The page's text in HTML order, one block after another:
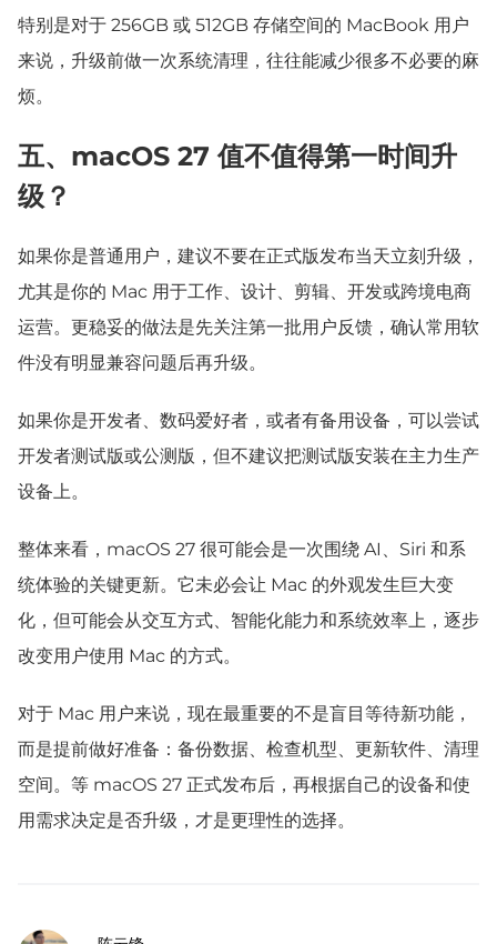
特别是对于 256GB 或 512GB 存储空间的 MacBook 用户
来说，升级前做一次系统清理，往往能减少很多不必要的麻
烦。
五、macOS 27 值不值得第一时间升
级？
如果你是普通用户，建议不要在正式版发布当天立刻升级，
尤其是你的 Mac 用于工作、设计、剪辑、开发或跨境电商
运营。更稳妥的做法是先关注第一批用户反馈，确认常用软
件没有明显兼容问题后再升级。
如果你是开发者、数码爱好者，或者有备用设备，可以尝试
开发者测试版或公测版，但不建议把测试版安装在主力生产
设备上。
整体来看，macOS 27 很可能会是一次围绕 AI、Siri 和系
统体验的关键更新。它未必会让 Mac 的外观发生巨大变
化，但可能会从交互方式、智能化能力和系统效率上，逐步
改变用户使用 Mac 的方式。
对于 Mac 用户来说，现在最重要的不是盲目等待新功能，
而是提前做好准备：备份数据、检查机型、更新软件、清理
空间。等 macOS 27 正式发布后，再根据自己的设备和使
用需求决定是否升级，才是更理性的选择。